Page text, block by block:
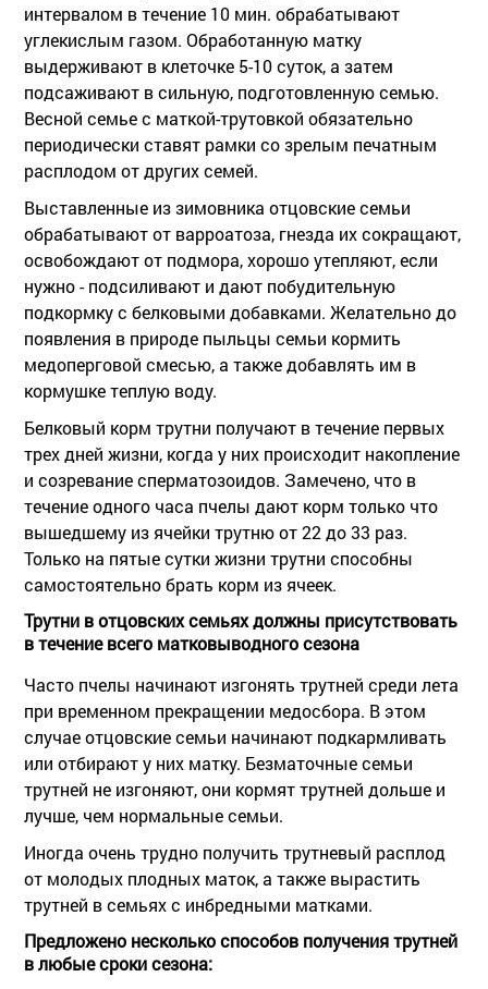
интервалом в течение 10 мин. обрабатывают
углекислым газом. Обработанную матку
выдерживают в клеточке 5-10 суток, а затем
подсаживают в сильную, подготовленную семью.
Весной семье с маткой-трутовкой обязательно
периодически ставят рамки со зрелым печатным
расплодом от других семей.
Выставленные из зимовника отцовские семьи
обрабатывают от варроатоза, гнезда их сокращают,
освобождают от подмора, хорошо утепляют, если
нужно - подсиливают и дают побудительную
подкормку с белковыми добавками. Желательно до
появления в природе пыльцы семьи кормить
медоперговой смесью, а также добавлять им в
кормушке теплую воду.
Белковый корм трутни получают в течение первых
трех дней жизни, когда у них происходит накопление
и созревание сперматозоидов. Замечено, что в
течение одного часа пчелы дают корм только что
вышедшему из ячейки трутню от 22 до 33 раз.
Только на пятые сутки жизни трутни способны
самостоятельно брать корм из ячеек.
Трутни в отцовских семьях должны присутствовать
в течение всего матковыводного сезона
Часто пчелы начинают изгонять трутней среди лета
при временном прекращении медосбора. В этом
случае отцовские семьи начинают подкармливать
или отбирают у них матку. Безматочные семьи
трутней не изгоняют, они кормят трутней дольше и
лучше, чем нормальные семьи.
Иногда очень трудно получить трутневый расплод
от молодых плодных маток, а также вырастить
трутней в семьях с инбредными матками.
Предложено несколько способов получения трутней
в любые сроки сезона: